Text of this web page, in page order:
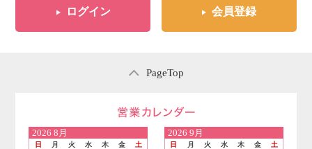
ログイン 会員登録
PageTop
2026 8月
日 月 火 水 木 金
土
2026 9月
日 月 火 水 木 金
土